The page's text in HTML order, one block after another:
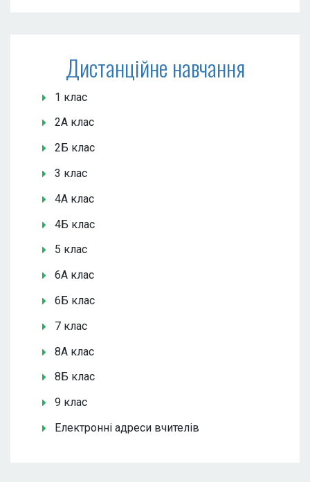
Дистанційне навчання
1 клас
2А клас
2Б клас
3 клас
4А клас
4Б клас
5 клас
6А клас
6Б клас
7 клас
8А клас
8Б клас
9 клас
Електронні адреси вчителів